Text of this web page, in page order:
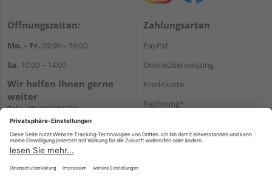
Öffnungszeiten:
Mo. – Fr. 09:00 – 18:00
Sa. 10:00 – 14:00
Wir helfen Ihnen gerne
weiter
Tel.:+49 4203 81350
E-Mail:shop@holz-
koehrmann.de
Zahlungsarten
PayPal
Onlineüberweisung
Kreditkarte
Rechnung*
Versand